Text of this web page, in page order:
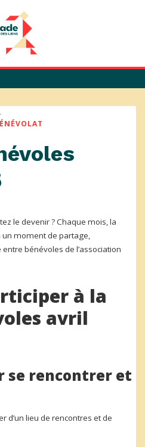
le devenir ? Chaque mois, la
un moment de partage,
bénévoles de l’association
à la
avril
se rencontrer et
d’un lieu de rencontres et de